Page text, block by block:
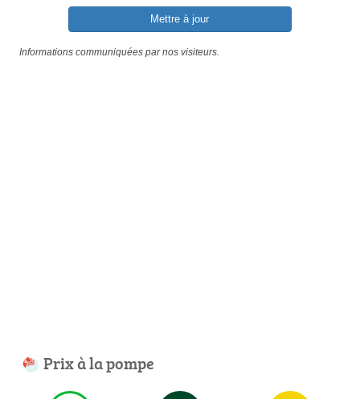
Mettre à jour
Informations communiquées par nos visiteurs.
Prix à la pompe